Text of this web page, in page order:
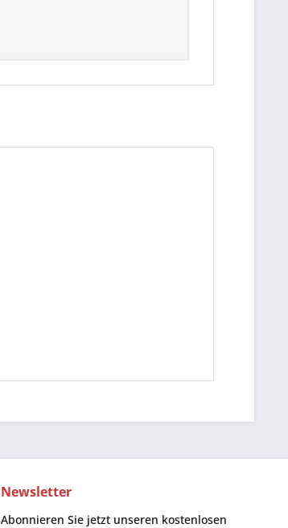
Newsletter
Abonnieren Sie jetzt unseren kostenlosen